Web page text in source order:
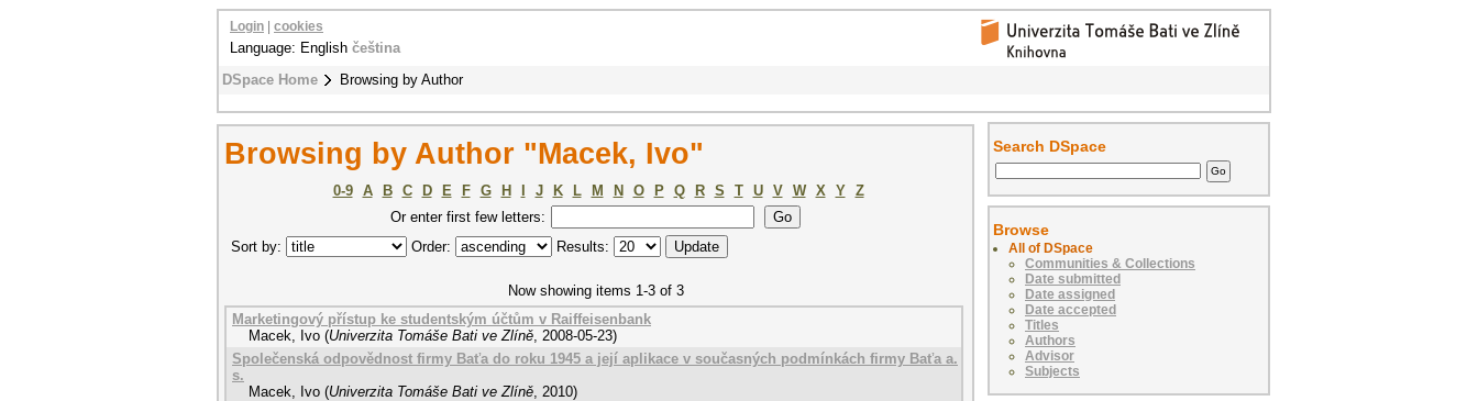
DSpace Home Browsing by Author
Login cookies
Language: English čeština
Browsing by Author "Macek, Ivo"
0-9 A B C D E F G H J K L M N O P Q R S T U V W X Y
Z
Or enter first few letters:
Sort by:
Order: Results:
Now showing items 1-3 of 3
Marketingový přístup ke studentským účtům v Raiffeisenbank
Macek, Ivo (Univerzita Tomáše Bati ve Zlíně, 2008-05-23)
Společenská odpovědnost firmy Baťa do roku 1945 a její aplikace v současných podmínkách firmy Baťa a.
s.
Macek, Ivo (Univerzita Tomáše Bati ve Zlíně, 2010)
Search DSpace
Browse
All of DSpace
Communities & Collections
Date submitted
Date assigned
Date accepted
Titles
Authors
Advisor
Subjects